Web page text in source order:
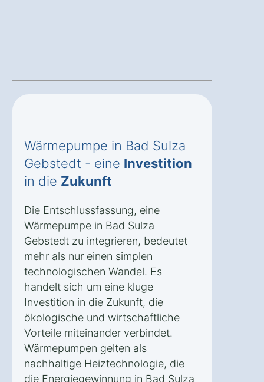
Wärmepumpe in Bad Sulza
Gebstedt - eine Investition
in die Zukunft
Die Entschlussfassung, eine
Wärmepumpe in Bad Sulza
Gebstedt zu integrieren, bedeutet
mehr als nur einen simplen
technologischen Wandel. Es
handelt sich um eine kluge
Investition in die Zukunft, die
ökologische und wirtschaftliche
Vorteile miteinander verbindet.
Wärmepumpen gelten als
nachhaltige Heiztechnologie, die
die Energiegewinnung in Bad Sulza